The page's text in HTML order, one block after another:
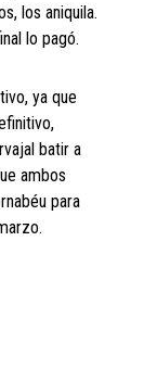
los aniquila.
lo pagó.
ya que
batir a
ambos
para